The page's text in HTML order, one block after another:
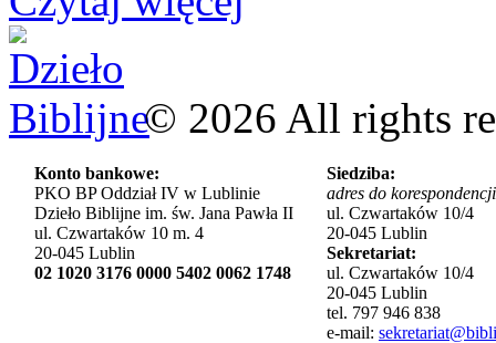
© 2026 All rights
Konto bankowe:
PKO BP Oddział IV w Lublinie
Dzieło Biblijne im. św. Jana Pawła II
ul. Czwartaków 10 m. 4
20-045 Lublin
02 1020 3176 0000 5402 0062 1748
Siedziba:
adres do
ul. Czwartaków 10/4
20-045 Lublin
Sekretariat:
ul. Czwartaków 10/4
20-045 Lublin
tel. 797 946 838
e-mail: